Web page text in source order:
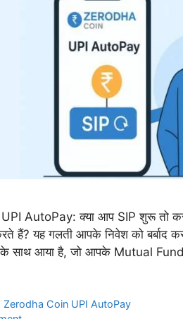
AutoPay: क्या आप SIP शुरू तो
हैं? यह गलती आपके निवेश को बर्बाद
साथ आया है, जो आपके Mutual Fund
Zerodha Coin UPI AutoPay